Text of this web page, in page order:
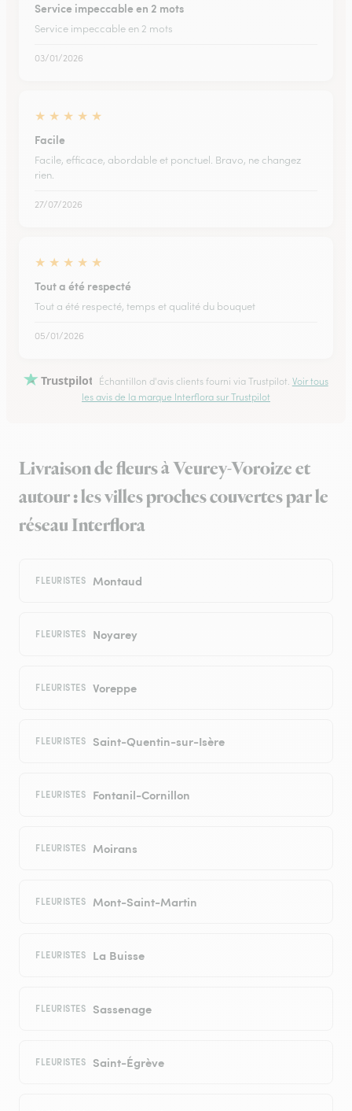
Service impeccable en 2 mots
Service impeccable en 2 mots
03/01/2026
★ ★ ★ ★ ★
Facile
Facile, efficace, abordable et ponctuel. Bravo, ne changez
rien.
27/07/2026
★ ★ ★ ★ ★
Tout a été respecté
Tout a été respecté, temps et qualité du bouquet
05/01/2026
Trustpilot Échantillon d'avis clients fourni via Trustpilot. Voir tous
les avis de la marque Interflora sur Trustpilot
Livraison de fleurs à Veurey-Voroize et
autour : les villes proches couvertes par le
réseau Interflora
FLEURISTES Montaud
FLEURISTES Noyarey
FLEURISTES Voreppe
FLEURISTES Saint-Quentin-sur-Isère
FLEURISTES Fontanil-Cornillon
FLEURISTES Moirans
FLEURISTES Mont-Saint-Martin
FLEURISTES La Buisse
FLEURISTES Sassenage
FLEURISTES Saint-Égrève